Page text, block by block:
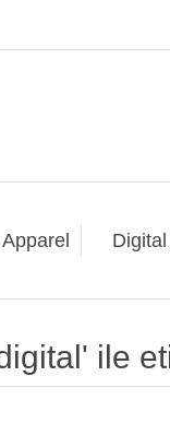
Apparel
ile